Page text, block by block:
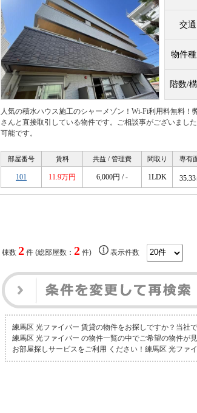
交通
物件種
階数/
人気の積水ハウス施工のシャーメゾン！Wi-Fi利用料無料
さんと直接取引している物件です。ご相談事がございまし
可能です。
部屋番号 賃料 共益 / 管理費 間取り 専有
101 11.9万円 6,000円 / - 1LDK
棟数 2件 (総部屋数： 2件) 表示件数
練馬区 光ファイバー 賃貸の物件をお探しですか？当社
練馬区 光ファイバー の物件一覧の中でご希望の物件が
お部屋探しサービスをご利用 ください！練馬区 光ファ